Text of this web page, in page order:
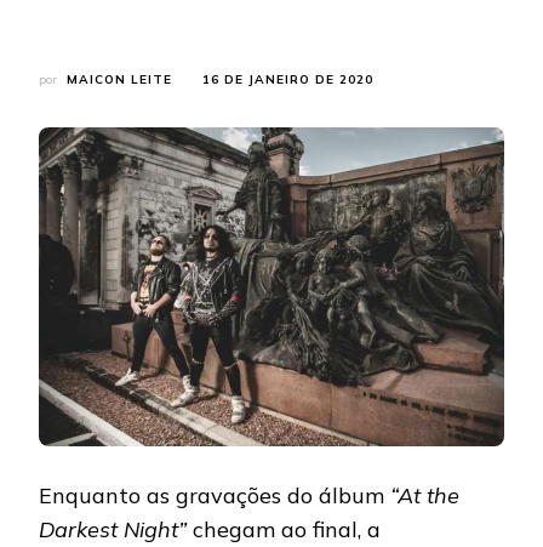
por MAICON LEITE 16 DE JANEIRO DE 2020
Enquanto as gravações do álbum “At the
Darkest Night”chegam ao final, a